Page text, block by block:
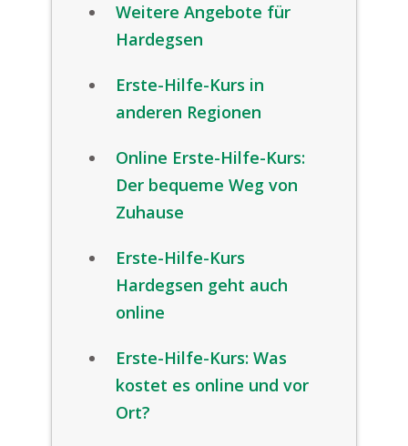
Weitere Angebote für
Hardegsen
Erste-Hilfe-Kurs in
anderen Regionen
Online Erste-Hilfe-Kurs:
Der bequeme Weg von
Zuhause
Erste-Hilfe-Kurs
Hardegsen geht auch
online
Erste-Hilfe-Kurs: Was
kostet es online und vor
Ort?